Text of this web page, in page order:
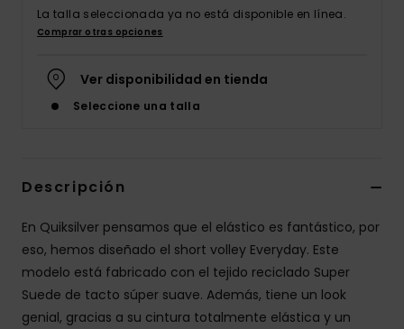
La talla seleccionada ya no está disponible en línea.
Comprar otras opciones
Ver disponibilidad en tienda
Seleccione una talla
Descripción
En Quiksilver pensamos que el elástico es fantástico, por
eso, hemos diseñado el short volley Everyday. Este
modelo está fabricado con el tejido reciclado Super
Suede de tacto súper suave. Además, tiene un look
genial, gracias a su cintura totalmente elástica y un